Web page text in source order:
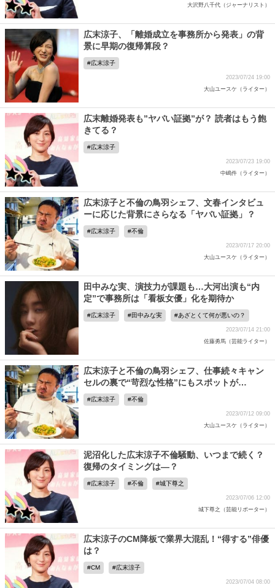
大沢野八千代（ジャーナリスト）
広末涼子、「離婚成立を事務所から発表」の背
景に早期の復帰算段？
広末涼子
2023/07/24 19:00
大山ユースケ（ライター）
広末離婚発表も”ヤバい証拠”が？ 読者はもう飽
きてる？
広末涼子
2023/07/23 19:00
中嶋件（ライター）
広末涼子と不倫の鳥羽シェフ、文春インタビュ
ーに応じた背景にさらなる「ヤバい証拠」？
広末涼子 不倫
2023/07/17 20:00
大山ユースケ（ライター）
田中みな実、演技力が課題も…大河出演も“内
定”で事務所は「看板女優」化を期待か
広末涼子 田中みな実 あざとくて何が悪いの？
2023/07/14 21:00
佐藤勇馬（芸能ライター）
広末涼子と不倫の鳥羽シェフ、仕事続々キャン
セルの裏で“苛烈な性格”にもスポットが…
広末涼子 不倫
2023/07/12 09:00
大山ユースケ（ライター）
泥沼化した広末涼子不倫騒動、いつまで続く？
復帰のタイミングは―？
広末涼子 不倫 城下尊之
2023/07/06 12:00
城下尊之（芸能リポーター）
広末涼子のCM降板で業界大混乱！“得する”俳優
は？
CM 広末涼子
2023/07/04 08:00